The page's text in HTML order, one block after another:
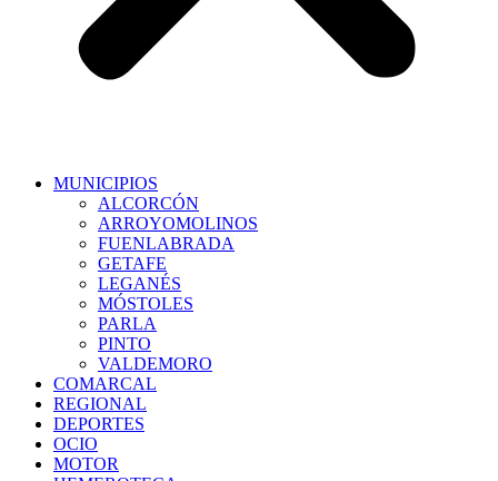
MUNICIPIOS
ALCORCÓN
ARROYOMOLINOS
FUENLABRADA
GETAFE
LEGANÉS
MÓSTOLES
PARLA
PINTO
VALDEMORO
COMARCAL
REGIONAL
DEPORTES
OCIO
MOTOR